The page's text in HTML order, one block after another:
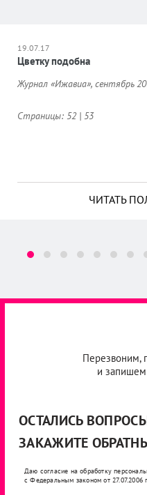
19.07.17
Цветку подобна
Журнал «Ижавиа», сентябрь
Страницы: 52 | 53
ЧИТАТЬ
Перезвоним,
и
ОСТАЛИСЬ
ЗАКАЖИТЕ
Даю согласие на обработку
с Федеральным законом от